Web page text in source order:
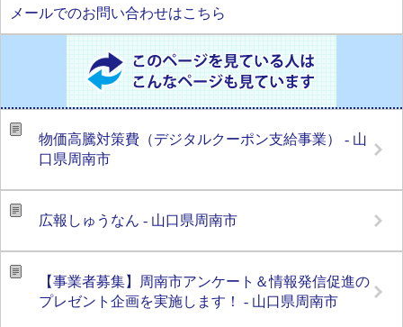
メールでのお問い合わせはこちら
物価高騰対策費（デジタルクーポン支給事業） - 山
口県周南市
広報しゅうなん - 山口県周南市
【事業者募集】周南市アンケート＆情報発信促進の
プレゼント企画を実施します！ - 山口県周南市